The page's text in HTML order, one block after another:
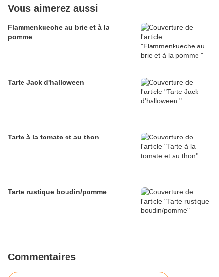
Vous aimerez aussi
Flammenkueche au brie et à la
pomme
Tarte Jack d'halloween
Tarte à la tomate et au thon
Tarte rustique boudin/pomme
Commentaires